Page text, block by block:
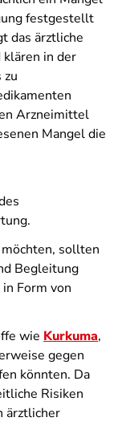
festgestellt
das ärztliche
klären in der
zu
Arzneimittel
Mangel die
sollten
Begleitung
Form von
wie Kurkuma,
gegen
könnten. Da
Risiken
ärztlicher